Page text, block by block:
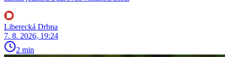
Liberecká Drbna
7. 8. 2026, 19:24
2 min